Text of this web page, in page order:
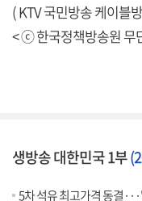
( KTV 국민방송 케이블
< ⓒ 한국정책방송원 무
생방송 대한민국 1부
5차 석유 최고가격 동결